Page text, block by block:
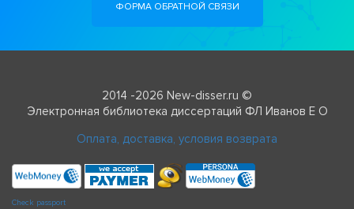
ФОРМА ОБРАТНОЙ СВЯЗИ
2014 -2026 New-disser.ru ©
Электронная библиотека диссертаций ФЛ Иванов Е О
Оплата, доставка, условия возврата
Check passport